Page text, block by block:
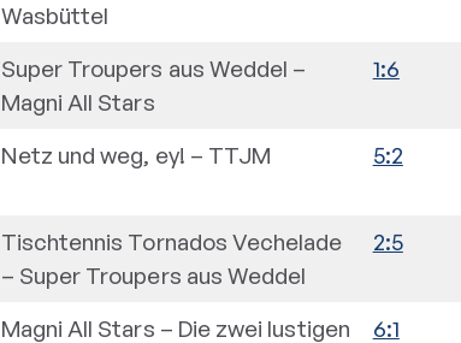
Wasbüttel
Super Troupers aus Weddel –
Magni All Stars
1:6
Netz und weg, ey! – TTJM 5:2
Tischtennis Tornados Vechelade
– Super Troupers aus Weddel
2:5
Magni All Stars – Die zwei lustigen
6:1